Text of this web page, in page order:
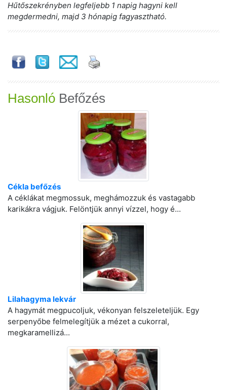
Hűtőszekrényben legfeljebb 1 napig hagyni kell
megdermedni, majd 3 hónapig fagyasztható.
Hasonló Befőzés
Cékla befőzés
A céklákat megmossuk, meghámozzuk és vastagabb
karikákra vágjuk. Felöntjük annyi vízzel, hogy é...
Lilahagyma lekvár
A hagymát megpucoljuk, vékonyan felszeleteljük. Egy
serpenyőbe felmelegítjük a mézet a cukorral,
megkaramellizá...